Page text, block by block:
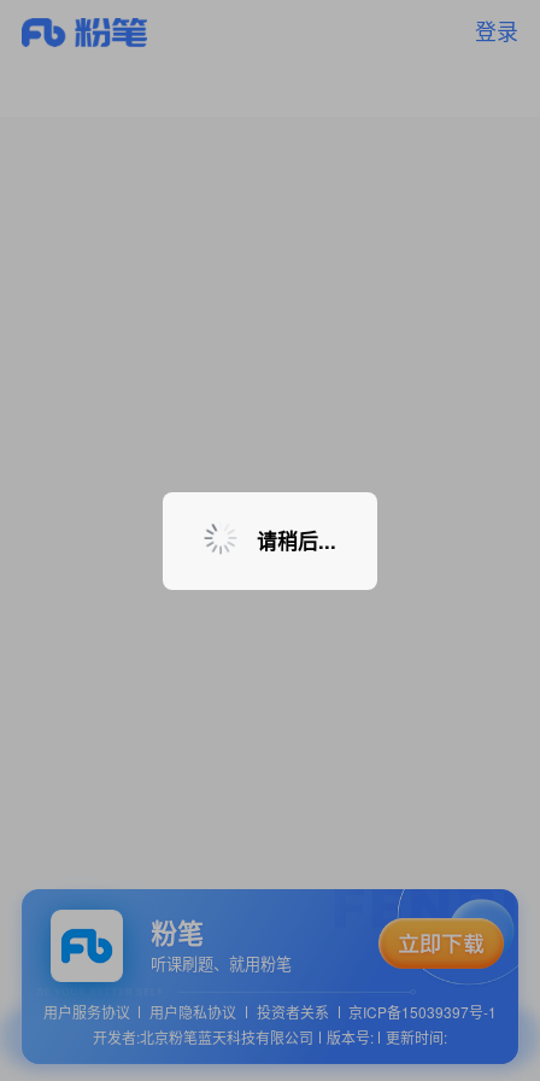
登录
暂无课程，敬请期待
粉笔
听课刷题、就用粉笔
用户服务协议 用户隐私协议 投资者关系
京ICP备15039397号-1
开发者:北京粉笔蓝天科技有限公司
版本号: 更新时间:
请稍后...